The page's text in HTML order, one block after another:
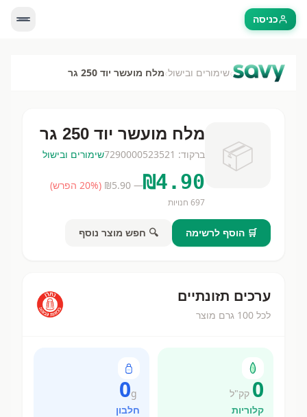
כניסה
›שימורים ובישול›מלח מועשר יוד 250 גר
📦
מלח מועשר יוד 250 גר
ברקוד: 7290000523521שימורים ובישול
₪4.90
— ₪
5.90
(
20% הפרש)
697 חנויות
🛒 הוסף לרשימה 🔍 חפש מוצר נוסף
ערכים תזונתיים
לכל 100 גרם מוצר
0 קק"ל
קלוריות
0g
חלבון